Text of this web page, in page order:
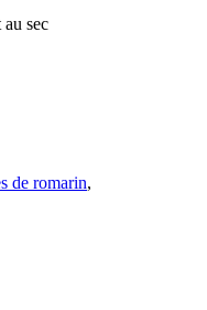
sec
de romarin,